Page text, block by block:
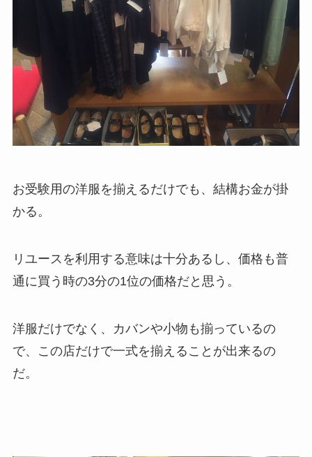
お受験用の洋服を揃えるだけでも、結構お金が掛
かる。
リユースを利用する意味は十分あるし、価格も普
通に買う時の3分の1位の価格だと思う。
洋服だけでなく、カバンや小物も揃っているの
で、この店だけで一式を揃えることが出来るの
だ。